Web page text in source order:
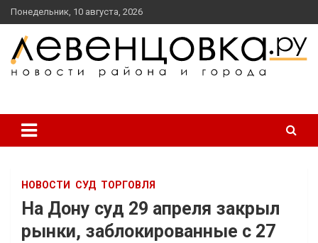
перейти
к
содержанию
Понедельник, 10 августа, 2026
НОВОСТИ СУД ТОРГОВЛЯ
На Дону суд 29 апреля закрыл
рынки, заблокированные с 27